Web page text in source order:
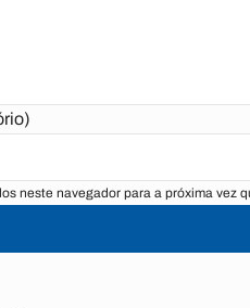
neste navegador para a próxima vez